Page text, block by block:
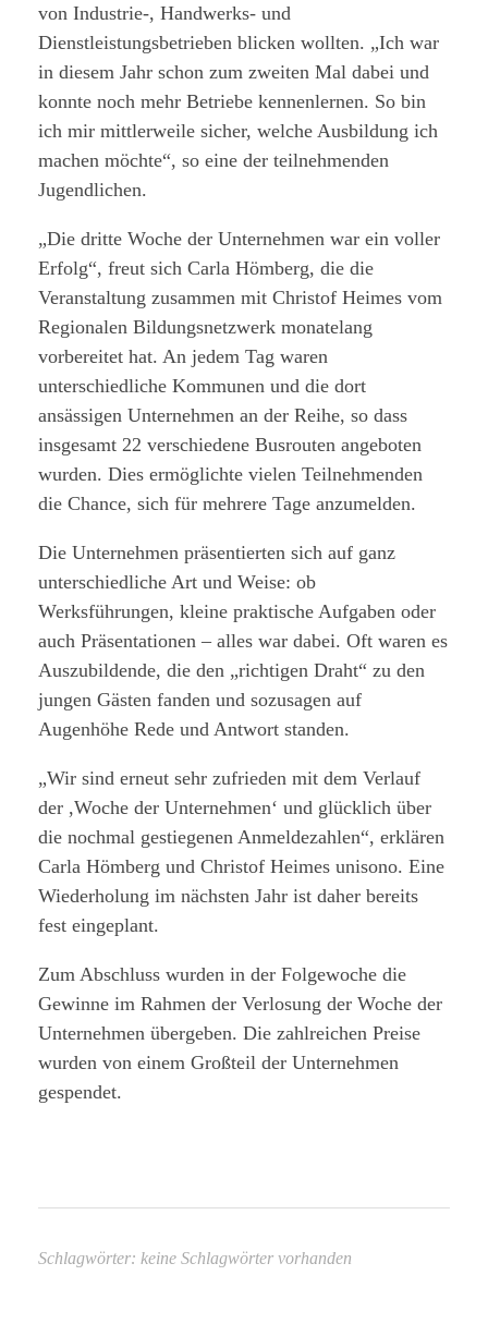
von Industrie-, Handwerks- und
Dienstleistungsbetrieben blicken wollten. „Ich war
in diesem Jahr schon zum zweiten Mal dabei und
konnte noch mehr Betriebe kennenlernen. So bin
ich mir mittlerweile sicher, welche Ausbildung ich
machen möchte“, so eine der teilnehmenden
Jugendlichen.
„Die dritte Woche der Unternehmen war ein voller
Erfolg“, freut sich Carla Hömberg, die die
Veranstaltung zusammen mit Christof Heimes vom
Regionalen Bildungsnetzwerk monatelang
vorbereitet hat. An jedem Tag waren
unterschiedliche Kommunen und die dort
ansässigen Unternehmen an der Reihe, so dass
insgesamt 22 verschiedene Busrouten angeboten
wurden. Dies ermöglichte vielen Teilnehmenden
die Chance, sich für mehrere Tage anzumelden.
Die Unternehmen präsentierten sich auf ganz
unterschiedliche Art und Weise: ob
Werksführungen, kleine praktische Aufgaben oder
auch Präsentationen – alles war dabei. Oft waren es
Auszubildende, die den „richtigen Draht“ zu den
jungen Gästen fanden und sozusagen auf
Augenhöhe Rede und Antwort standen.
„Wir sind erneut sehr zufrieden mit dem Verlauf
der ,Woche der Unternehmen‘ und glücklich über
die nochmal gestiegenen Anmeldezahlen“, erklären
Carla Hömberg und Christof Heimes unisono. Eine
Wiederholung im nächsten Jahr ist daher bereits
fest eingeplant.
Zum Abschluss wurden in der Folgewoche die
Gewinne im Rahmen der Verlosung der Woche der
Unternehmen übergeben. Die zahlreichen Preise
wurden von einem Großteil der Unternehmen
gespendet.
Schlagwörter: keine Schlagwörter vorhanden